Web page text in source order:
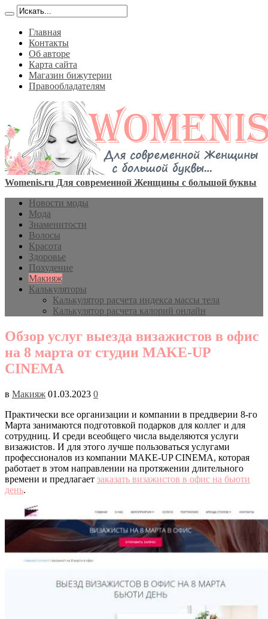
Главная
Контакты
Об авторе
Карта сайта
Магазин бижутерии
Правообладателям
Womenis.ru Для современной Женщины с большой буквы
Новости моды
Мода
Знаменитости
Волосы
Красота
Здоровье
Похудение
Макияж
Калькуляторы
Калькулятор расчета индекса массы тела
Калькулятор расчета калорий онлайн
Обзор услуг выезда визажистов в офис
на 8 марта от студии MAKE-UP
CINEMA
в Макияж 01.03.2023 0
Практически все организации и компании в преддверии 8-го
Марта занимаются подготовкой подарков для коллег и для
сотрудниц. И среди всеобщего числа выделяются услуги
визажистов. И для этого лучше пользоваться услугами
профессионалов из компании MAKE-UP CINEMA, которая
работает в этом направлении на протяжении длительного
времени и предлагает заказать визажистов в офис на бьюти
день.